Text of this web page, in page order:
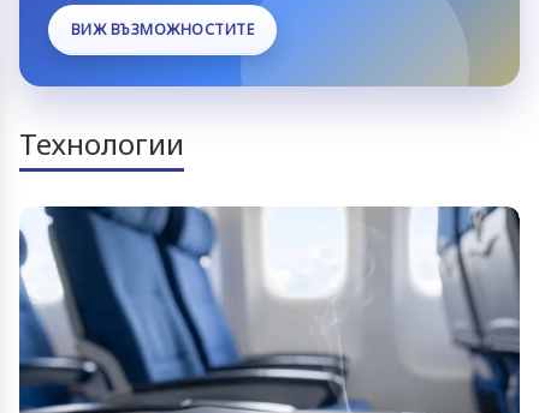
ВИЖ ВЪЗМОЖНОСТИТЕ
Технологии